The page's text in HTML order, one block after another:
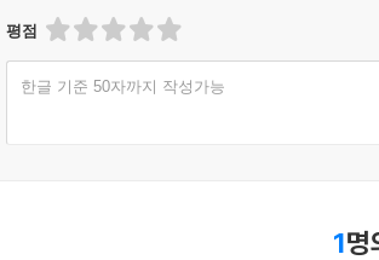
평점
한글 기준 50자까지 작성가능
1명